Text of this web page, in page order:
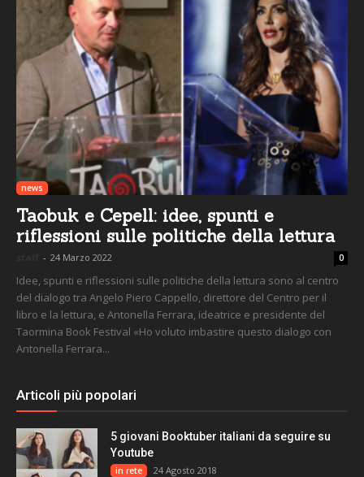
news
Taobuk e Cepell: idee, spunti e
riflessioni sulle politiche della lettura
- 24 Marzo 2022 0
Idee, spunti e riflessioni sulle politiche della lettura sono al centro
del dialogo tra Angelo Piero Cappello, direttore del Centro per il
libro e la lettura, e Antonella Ferrara, ideatrice e presidente del
Taormina Book Festival «Ho voluto imbastire questo dialogo con
Antonella Ferrara...
Articoli più popolari
5 giovani Booktuber italiani da seguire su
Youtube
in rete 24 Agosto 2018